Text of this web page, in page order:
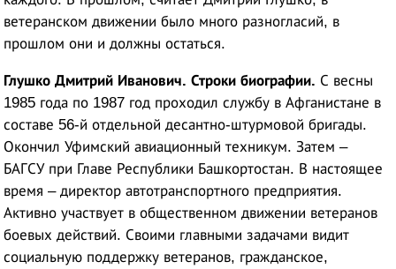
ветеранском движении было много разногласий, в
прошлом они и должны остаться.
Глушко Дмитрий Иванович. Строки биографии. С весны
1985 года по 1987 год проходил службу в Афганистане в
составе 56-й отдельной десантно-штурмовой бригады.
Окончил Уфимский авиационный техникум. Затем –
БАГСУ при Главе Республики Башкортостан. В настоящее
время – директор автотранспортного предприятия.
Активно участвует в общественном движении ветеранов
боевых действий. Своими главными задачами видит
социальную поддержку ветеранов, гражданское,